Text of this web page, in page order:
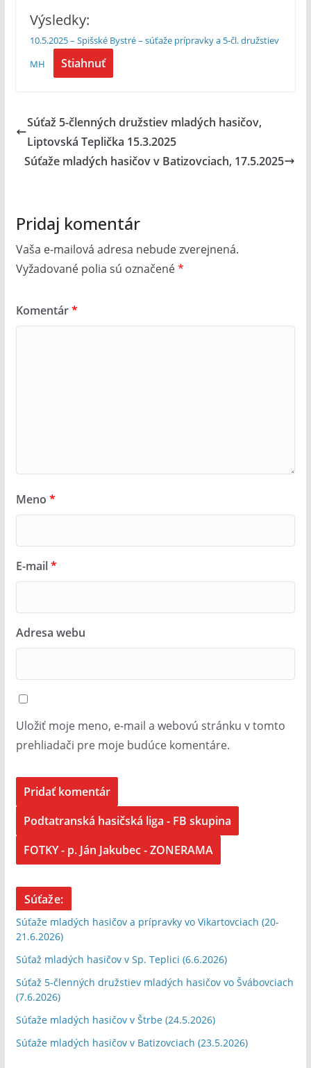
Výsledky:
10.5.2025 – Spišské Bystré – súťaže prípravky a 5-čl. družstiev
MH
Stiahnuť
Súťaž 5-členných družstiev mladých hasičov,
Liptovská Teplička 15.3.2025
Súťaže mladých hasičov v Batizovciach, 17.5.2025
Pridaj komentár
Vaša e-mailová adresa nebude zverejnená.
Vyžadované polia sú označené*
Komentár*
Meno *
E-mail*
Adresa webu
Uložiť moje meno, e-mail a webovú stránku v tomto
prehliadači pre moje budúce komentáre.
Podtatranská hasičská liga - FB skupina
FOTKY - p. Ján Jakubec - ZONERAMA
Súťaže:
Súťaže mladých hasičov a prípravky vo Vikartovciach (20-
21.6.2026)
Súťaž mladých hasičov v Sp. Teplici (6.6.2026)
Súťaž 5-členných družstiev mladých hasičov vo Švábovciach
(7.6.2026)
Súťaže mladých hasičov v Štrbe (24.5.2026)
Súťaže mladých hasičov v Batizovciach (23.5.2026)